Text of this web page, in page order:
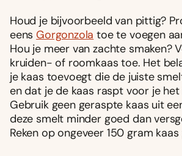
Houd je bijvoorbeeld van pittig?
eensGorgonzola toe te voegen
Hou je meer van zachte smaken?
kruiden- of roomkaas toe. Het
je kaas toevoegt die de juiste
en dat je de kaas raspt voor je
Gebruik geen geraspte kaas uit
deze smelt minder goed dan
Reken op ongeveer 150 gram